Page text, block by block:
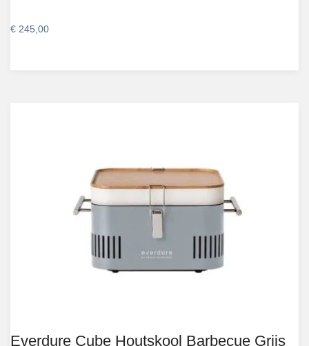
€ 245,00
Everdure Cube Houtskool Barbecue Grijs